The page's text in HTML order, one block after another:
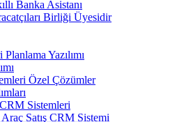
Banka Asistanı
Birliği Üyesidir
Yazılımı
Özel Çözümler
Sistemleri
Satış CRM Sistemi